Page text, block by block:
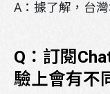
A：據了解，台
Q：訂閱
驗上會有不